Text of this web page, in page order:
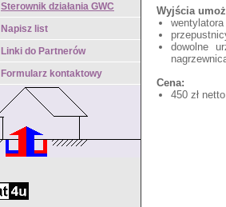
Sterownik działania GWC
Napisz list
Linki do Partnerów
Formularz kontaktowy
Wyjścia
wentylatora
dowolne
Cena:
450 zł netto